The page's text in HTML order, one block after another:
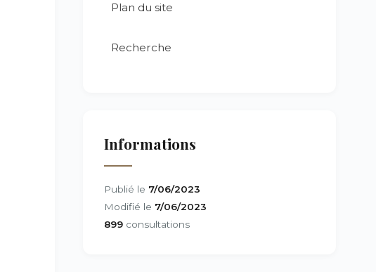
Plan du site
Recherche
Informations
Publié le 7/06/2023
Modifié le 7/06/2023
899 consultations